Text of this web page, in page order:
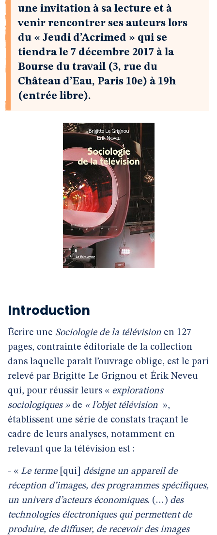
une invitation à sa lecture et à
venir rencontrer ses auteurs lors
du « Jeudi d’Acrimed » qui se
tiendra le 7 décembre 2017 à la
Bourse du travail (3, rue du
Château d’Eau, Paris 10e) à 19h
(entrée libre).
Introduction
Écrire une Sociologie de la télévision en 127
pages, contrainte éditoriale de la collection
dans laquelle paraît l’ouvrage oblige, est le pari
relevé par Brigitte Le Grignou et Érik Neveu
qui, pour réussir leurs « explorations
sociologiques » de « l’objet télévision »,
établissent une série de constats traçant le
cadre de leurs analyses, notamment en
relevant que la télévision est :
- « Le terme[qui] désigne un appareil de
réception d’images, des programmes spécifiques,
un univers d’acteurs économiques. (…) des
technologies électroniques qui permettent de
produire, de diffuser, de recevoir des images